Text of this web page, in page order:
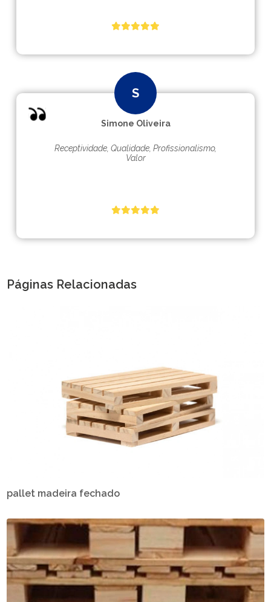
Simone Oliveira
Receptividade, Qualidade, Profissionalismo,
Valor
Páginas Relacionadas
pallet madeira fechado